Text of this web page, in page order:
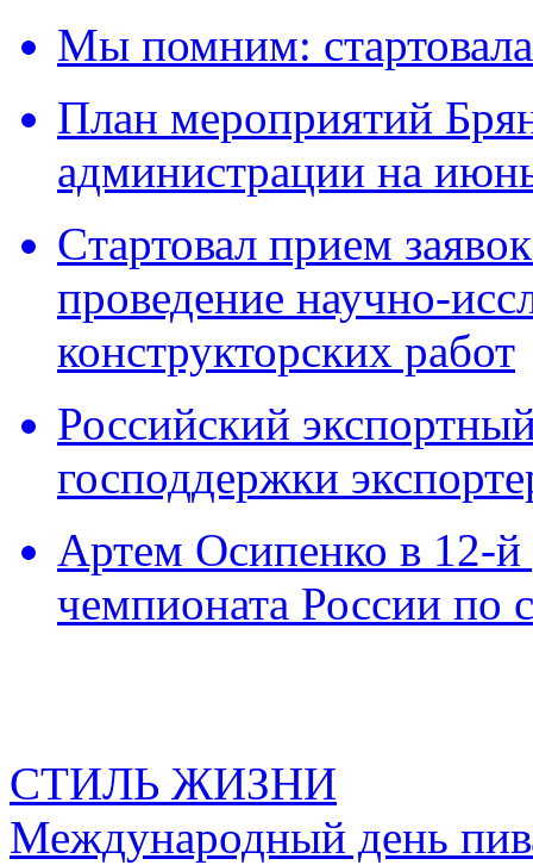
Мы помним:
План мероприятий
администрации на
Cтартовал прием
проведение научно-
конструкторских работ
Российский
господдержки
Артем Осипенко в 12-й
чемпионата России по
СТИЛЬ ЖИЗНИ
Международный день